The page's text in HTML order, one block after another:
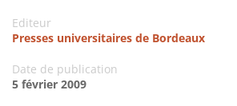
Editeur
Presses universitaires de Bordeaux
Date de publication
5 février 2009